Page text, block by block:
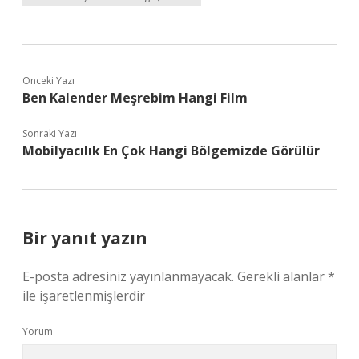
Önceki Yazı
Ben Kalender Meşrebim Hangi Film
Sonraki Yazı
Mobilyacılık En Çok Hangi Bölgemizde Görülür
Bir yanıt yazın
E-posta adresiniz yayınlanmayacak. Gerekli alanlar*
ile işaretlenmişlerdir
Yorum